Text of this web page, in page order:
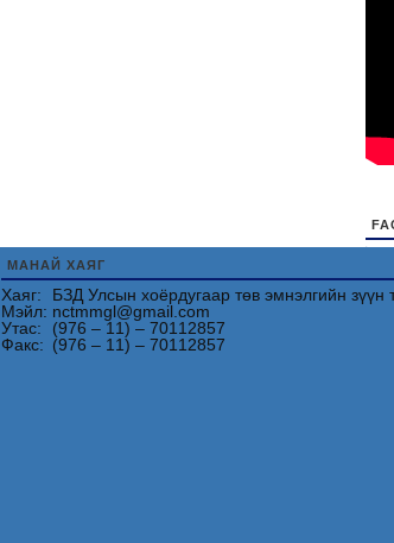
МАНАЙ ХАЯГ
Хаяг:
БЗД Улсын хоёрдугаар төв эмнэлгийн зүүн
Мэйл: nctmmgl@gmail.com
Утас:
(976 – 11) – 70112857
Факс: (976 – 11) – 70112857